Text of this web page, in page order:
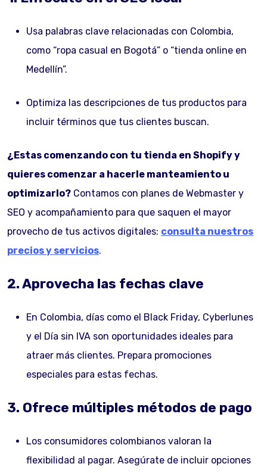
Usa palabras clave relacionadas con Colombia,
como “ropa casual en Bogotá” o “tienda online en
Medellín”.
Optimiza las descripciones de tus productos para
incluir términos que tus clientes buscan.
¿Estas comenzando con tu tienda en Shopify y
quieres comenzar a hacerle manteamiento u
optimizarlo? Contamos con planes de Webmaster y
SEO y acompañamiento para que saquen el mayor
provecho de tus activos digitales: consulta nuestros
precios y servicios.
2. Aprovecha las fechas clave
En Colombia, días como el Black Friday, Cyberlunes
y el Día sin IVA son oportunidades ideales para
atraer más clientes. Prepara promociones
especiales para estas fechas.
3. Ofrece múltiples métodos de pago
Los consumidores colombianos valoran la
flexibilidad al pagar. Asegúrate de incluir opciones